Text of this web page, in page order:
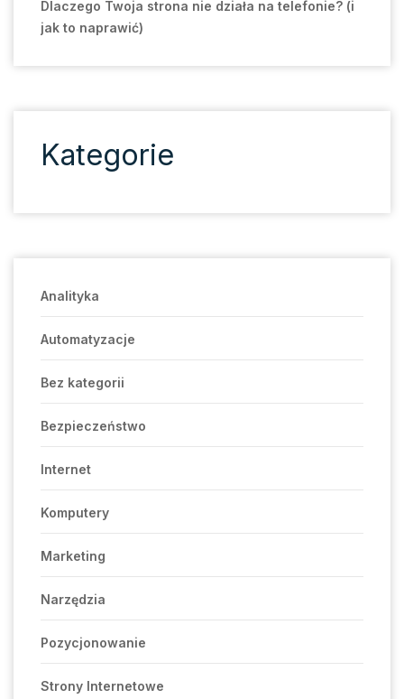
Dlaczego Twoja strona nie działa na telefonie? (i
jak to naprawić)
Kategorie
Analityka
Automatyzacje
Bez kategorii
Bezpieczeństwo
Internet
Komputery
Marketing
Narzędzia
Pozycjonowanie
Strony Internetowe